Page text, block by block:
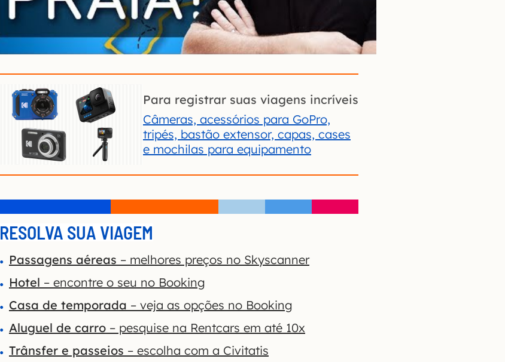
Para registrar suas viagens incríveis
Câmeras, acessórios para GoPro,
tripés, bastão extensor, capas, cases
e mochilas para equipamento
RESOLVA SUA VIAGEM
Passagens aéreas – melhores preços no Skyscanner
Hotel – encontre o seu no Booking
Casa de temporada – veja as opções no Booking
Aluguel de carro – pesquise na Rentcars em até 10x
Trânsfer e passeios – escolha com a Civitatis